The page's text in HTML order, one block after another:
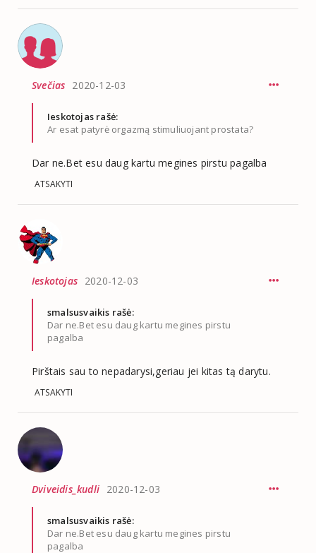
Svečias 2020-12-03
Ieskotojas rašė:
Ar esat patyrė orgazmą stimuliuojant prostata?
Dar ne.Bet esu daug kartu megines pirstu pagalba
ATSAKYTI
Ieskotojas 2020-12-03
smalsusvaikis rašė:
Dar ne.Bet esu daug kartu megines pirstu
pagalba
Pirštais sau to nepadarysi,geriau jei kitas tą darytu.
ATSAKYTI
Dviveidis_kudli 2020-12-03
smalsusvaikis rašė:
Dar ne.Bet esu daug kartu megines pirstu
pagalba